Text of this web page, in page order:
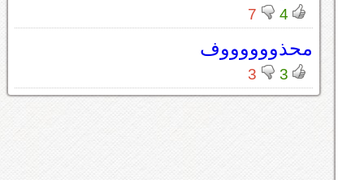
4
7
محذووووووف
3
3